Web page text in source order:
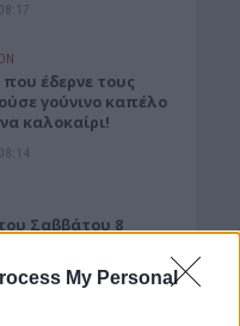
My Personal
έδερνε τους
γούνινο καπέλο
καλοκαίρι!
Σαββάτου 8